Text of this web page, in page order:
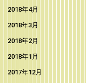
2018年4月
2018年3月
2018年2月
2018年1月
2017年12月